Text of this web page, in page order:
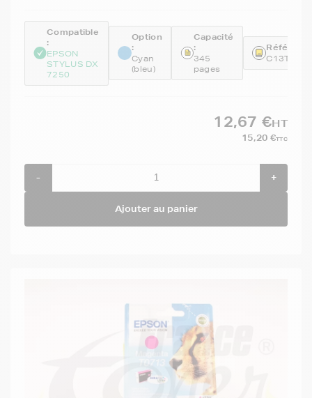
Compatible
:
EPSON
STYLUS DX
7250
Option
:
Cyan
(bleu)
Capacité
:
345
pages
12,67 €HT
15,20 €TTC
- +
Ajouter au panier